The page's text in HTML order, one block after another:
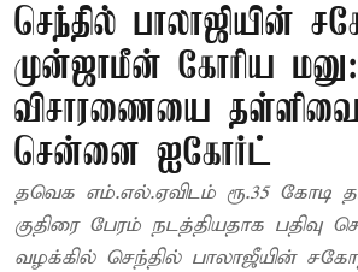
செந்தில் பாலாஜியின்
முன்ஜாமீன் கோரிய மனு:
விசாரணையை
சென்னை ஐகோர்ட்
தவெக எம்.எல்.ஏவிடம் ரூ.35 கோடி
குதிரை பேரம் நடத்தியதாக பதிவு
வழக்கில் செந்தில் பாலாஜீயின்